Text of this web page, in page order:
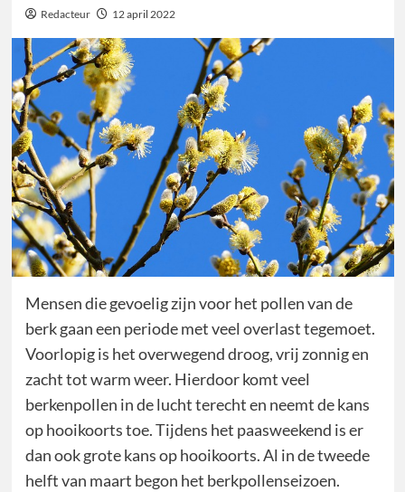
Redacteur 12 april 2022
Mensen die gevoelig zijn voor het pollen van de
berk gaan een periode met veel overlast tegemoet.
Voorlopig is het overwegend droog, vrij zonnig en
zacht tot warm weer. Hierdoor komt veel
berkenpollen in de lucht terecht en neemt de kans
op hooikoorts toe. Tijdens het paasweekend is er
dan ook grote kans op hooikoorts. Al in de tweede
helft van maart begon het berkpollenseizoen.